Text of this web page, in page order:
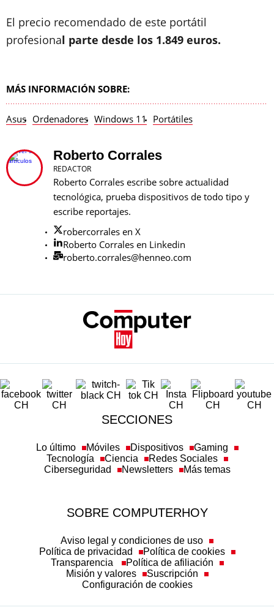
El precio recomendado de este portátil
profesional parte desde los 1.849 euros.
MÁS INFORMACIÓN SOBRE:
Asus Ordenadores Windows 11 Portátiles
Roberto Corrales
REDACTOR
Roberto Corrales escribe sobre actualidad
tecnológica, prueba dispositivos de todo tipo y
escribe reportajes.
robercorrales en X
Roberto Corrales en Linkedin
roberto.corrales@henneo.com
SECCIONES
Lo último Móviles Dispositivos
Gaming
Tecnología
Ciencia
Redes Sociales
Ciberseguridad
Newsletters Más temas
SOBRE COMPUTERHOY
Aviso legal y condiciones de uso
Política de privacidad
Política de cookies
Transparencia
Política de afiliación
Misión y valores
Suscripción
Configuración de cookies